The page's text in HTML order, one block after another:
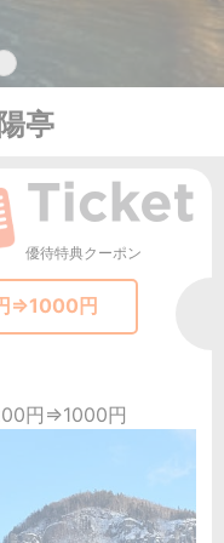
亭
優待特典クーポン
⇒1000円
円⇒1000円